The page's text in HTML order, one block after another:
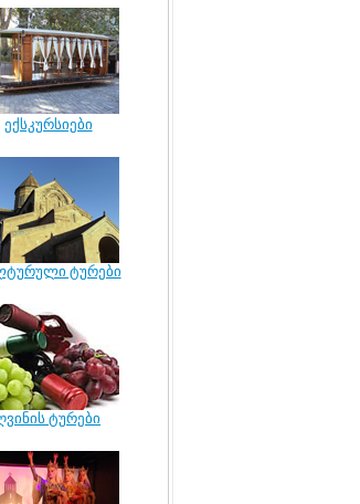
ექსკურსიები
ტურები
ტურები